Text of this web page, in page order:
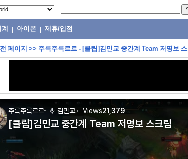
아이폰 제휴/입점
페이지 >> 주륵주륵르르 - [클립]김민교 중간계 Team 저명보 스